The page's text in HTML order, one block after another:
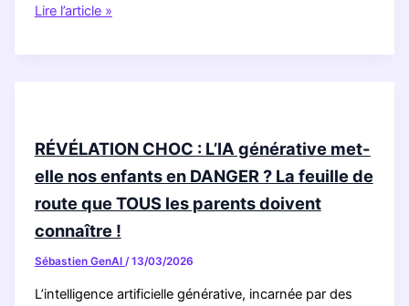
RÉVÉLATION
que
humain
ne
peut
voir
en
Lire l’article »
RÉVÉLATION CHOC : L’IA générative met-
elle nos enfants en DANGER ? La feuille de
route que TOUS les parents doivent
connaître !
Sébastien GenAI /13/03/2026
L’intelligence artificielle générative, incarnée par des